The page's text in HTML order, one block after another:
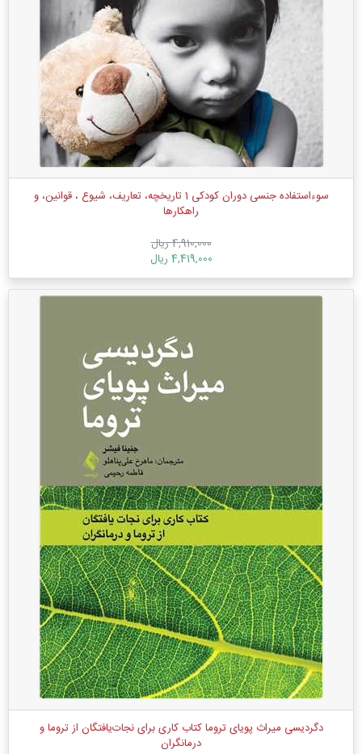
سوءاستفاده جنسی دوران کودکی 1 تاریخچه، تعاریف، شیوع ، قوانین، و
راهکارها
4,910,000 ریال
4,419,000 ریال
دگردیسی میراث پویای تروما کتاب کاری برای نجات‌یافتگان از تروما و
درمانگران